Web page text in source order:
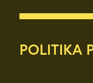
POLITIKA